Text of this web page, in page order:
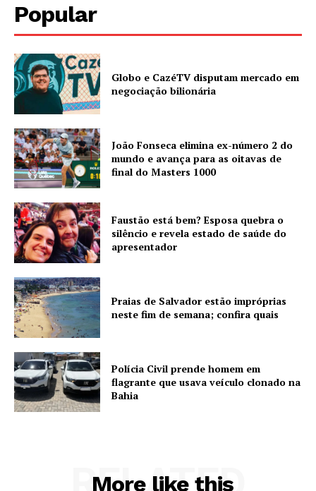
Popular
Globo e CazéTV disputam mercado em
negociação bilionária
João Fonseca elimina ex-número 2 do
mundo e avança para as oitavas de
final do Masters 1000
Faustão está bem? Esposa quebra o
silêncio e revela estado de saúde do
apresentador
Praias de Salvador estão impróprias
neste fim de semana; confira quais
Polícia Civil prende homem em
flagrante que usava veículo clonado na
Bahia
More like this